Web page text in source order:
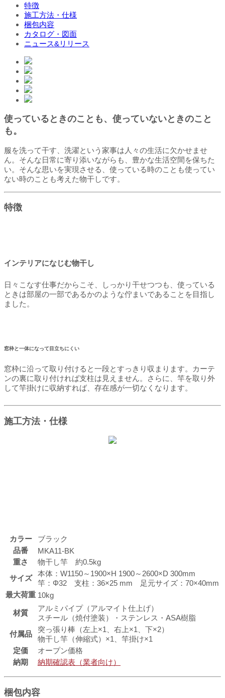
特徴
施工方法・仕様
梱包内容
カタログ・図面
ニュース&リリース
使っているときのことも、使っていないときのこと
も。
服を洗って干す、洗濯という家事は人々の生活に欠かせませ
ん。そんな日常に寄り添いながらも、豊かな生活空間を保ちた
い。そんな思いを実現させる、使っている時のことも使ってい
ない時のことも考えた物干しです。
特徴
インテリアになじむ物干し
日々こなす仕事だからこそ、しっかり干せつつも、使っている
ときは部屋の一部であるかのような佇まいであることを目指し
ました。
窓枠と一体になって目立ちにくい
窓枠に沿って取り付けると一段とすっきり収まります。カーテ
ンの裏に取り付ければ支柱は見えません。さらに、竿を取り外
して竿掛けに収納すれば、存在感が一切なくなります。
施工方法・仕様
カラー
ブラック
品番
MKA11-BK
重さ
物干し竿 約0.5kg
サイズ
本体：W1150～1900×H 1900～2600×D 300mm
竿：Φ32 支柱：36×25 mm 足元サイズ：70×40mm
最大荷重 10kg
材質
アルミパイプ（アルマイト仕上げ）
スチール（焼付塗装）・ステンレス・ASA樹脂
付属品
突っ張り棒（左上×1、右上×1、下×2）
物干し竿（伸縮式）×1、竿掛け×1
定価
オープン価格
納期
納期確認表（業者向け）
梱包内容